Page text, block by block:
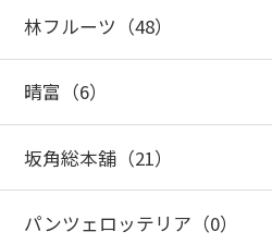
林フルーツ （48）
晴富 （6）
坂角総本舖（21）
パンツェロッテリア （0）